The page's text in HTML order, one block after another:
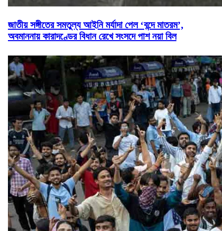
জাতীয় সঙ্গীতের সমতুল্য আইনি মর্যাদা পেল ‘বন্দে মাতরম’,
অবমাননায় কারাদণ্ডের বিধান রেখে সংসদে পাশ নয়া বিল